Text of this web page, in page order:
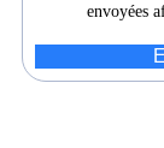
envoyées